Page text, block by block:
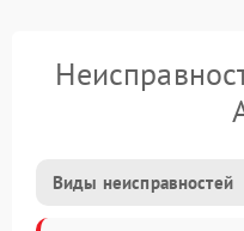
Виды неисправностей